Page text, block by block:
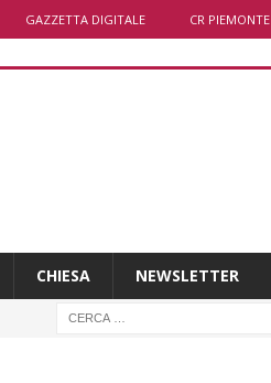
GAZZETTA DIGITALE CR PIEMONTE
CHIESA NEWSLETTER